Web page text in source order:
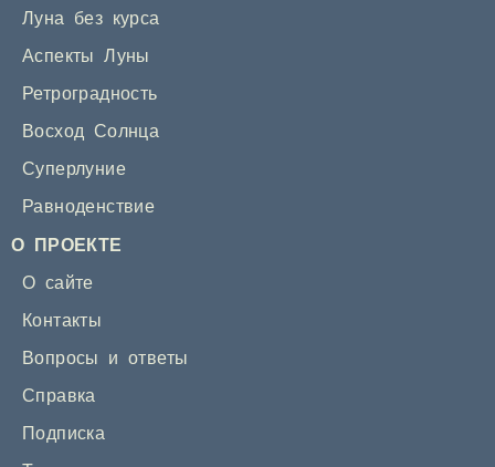
Луна без курса
Аспекты Луны
Ретроградность
Восход Солнца
Суперлуние
Равноденствие
О ПРОЕКТЕ
О сайте
Контакты
Вопросы и ответы
Справка
Подписка